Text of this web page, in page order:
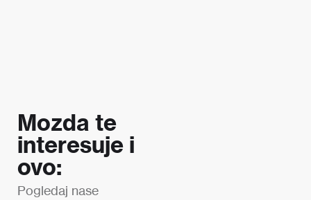
Mozda te
interesuje i
ovo:
Pogledaj nase